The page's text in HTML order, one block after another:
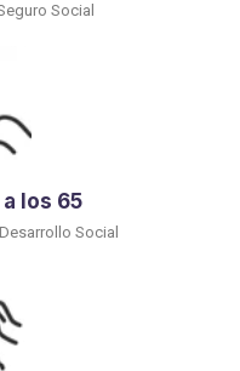
Social
los 65
Social